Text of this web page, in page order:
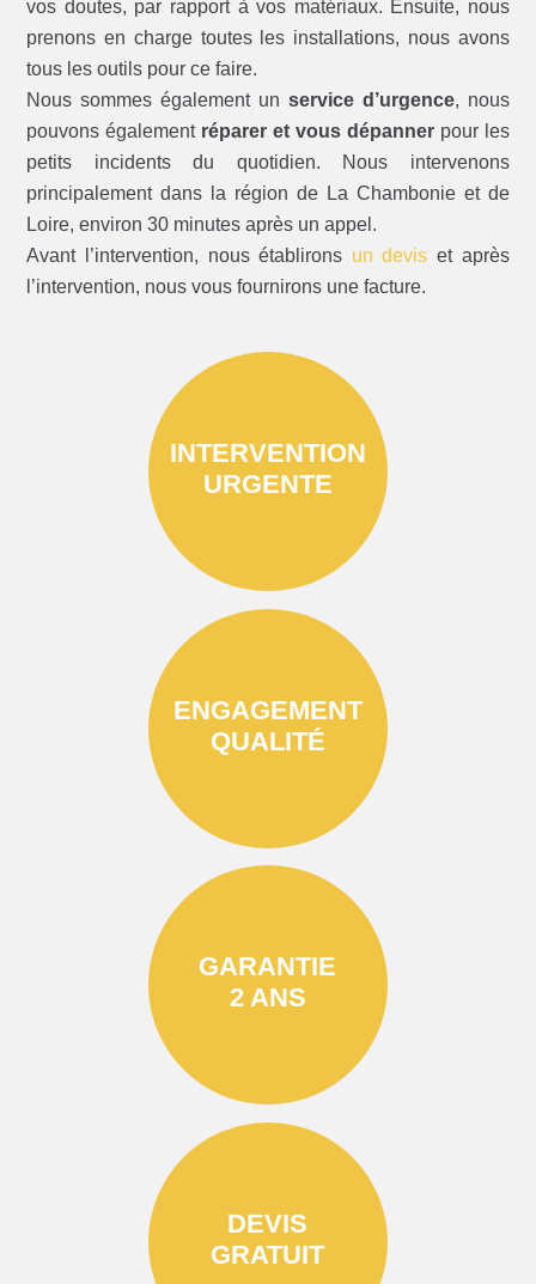
vos doutes, par rapport à vos matériaux. Ensuite, nous
prenons en charge toutes les installations, nous avons
tous les outils pour ce faire.
Nous sommes également un service d’urgence, nous
pouvons également réparer et vous dépannerpour les
petits incidents du quotidien. Nous intervenons
principalement dans la région de La Chambonie et de
Loire, environ 30 minutes après un appel.
Avant l’intervention, nous établirons un devis et après
l’intervention, nous vous fournirons une facture.
INTERVENTION
URGENTE
ENGAGEMENT
QUALITÉ
GARANTIE
2 ANS
DEVIS
GRATUIT